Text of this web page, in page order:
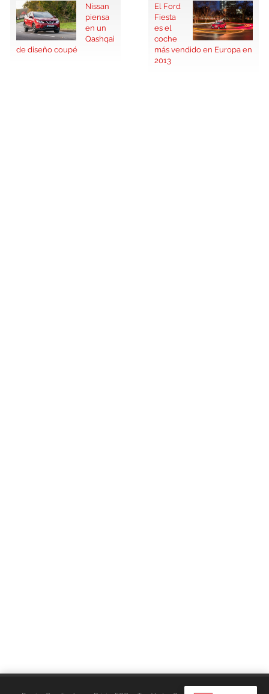
Nissan
piensa
en un
Qashqai
de diseño coupé
El Ford
Fiesta
es el
coche
más vendido en Europa en
2013